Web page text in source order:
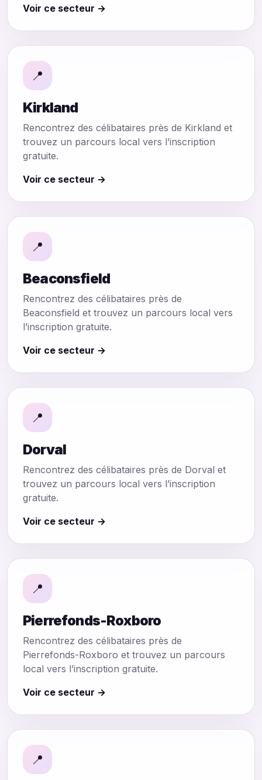
Voir ce secteur →
📍
Kirkland
Rencontrez des célibataires près de Kirkland et
trouvez un parcours local vers l’inscription
gratuite.
Voir ce secteur →
📍
Beaconsfield
Rencontrez des célibataires près de
Beaconsfield et trouvez un parcours local vers
l’inscription gratuite.
Voir ce secteur →
📍
Dorval
Rencontrez des célibataires près de Dorval et
trouvez un parcours local vers l’inscription
gratuite.
Voir ce secteur →
📍
Pierrefonds-Roxboro
Rencontrez des célibataires près de
Pierrefonds-Roxboro et trouvez un parcours
local vers l’inscription gratuite.
Voir ce secteur →
📍